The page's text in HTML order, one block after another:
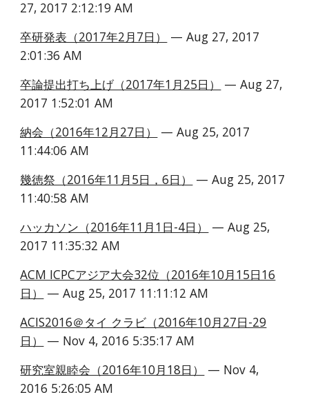
27, 2017 2:12:19 AM
卒研発表（2017年2月7日）
— Aug 27, 2017
2:01:36 AM
卒論提出打ち上げ（2017年1月25日）
— Aug 27,
2017 1:52:01 AM
納会（2016年12月27日）
— Aug 25, 2017
11:44:06 AM
幾徳祭（2016年11月5日，6日）
— Aug 25, 2017
11:40:58 AM
ハッカソン（2016年11月1日-4日）
— Aug 25,
2017 11:35:32 AM
ACM ICPCアジア大会32位（2016年10月15日16
日）
— Aug 25, 2017 11:11:12 AM
ACIS2016＠タイ クラビ（2016年10月27日-29
日）
— Nov 4, 2016 5:35:17 AM
研究室親睦会（2016年10月18日）
— Nov 4,
2016 5:26:05 AM